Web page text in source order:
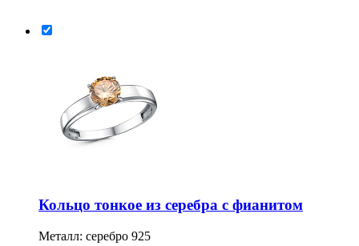
Кольцо тонкое из серебра с фианитом
Металл: серебро 925